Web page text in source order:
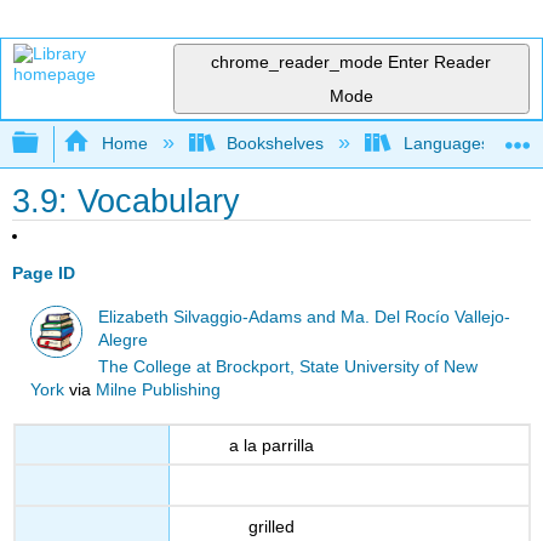
chrome_reader_mode Enter Reader
Mode
Expand/collapse global hierarchy
Home Bookshelves Languages
3.9: Vocabulary
Page ID
Elizabeth Silvaggio-Adams and Ma. Del Rocío Vallejo-
Alegre
The College at Brockport, State University of New
Yorkvia Milne Publishing
a la parrilla
grilled